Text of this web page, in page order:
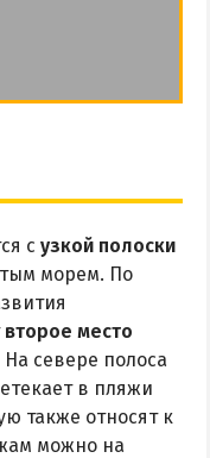
с узкой полоски
морем. По
второе место
На севере полоса
в пляжи
также относят к
можно на